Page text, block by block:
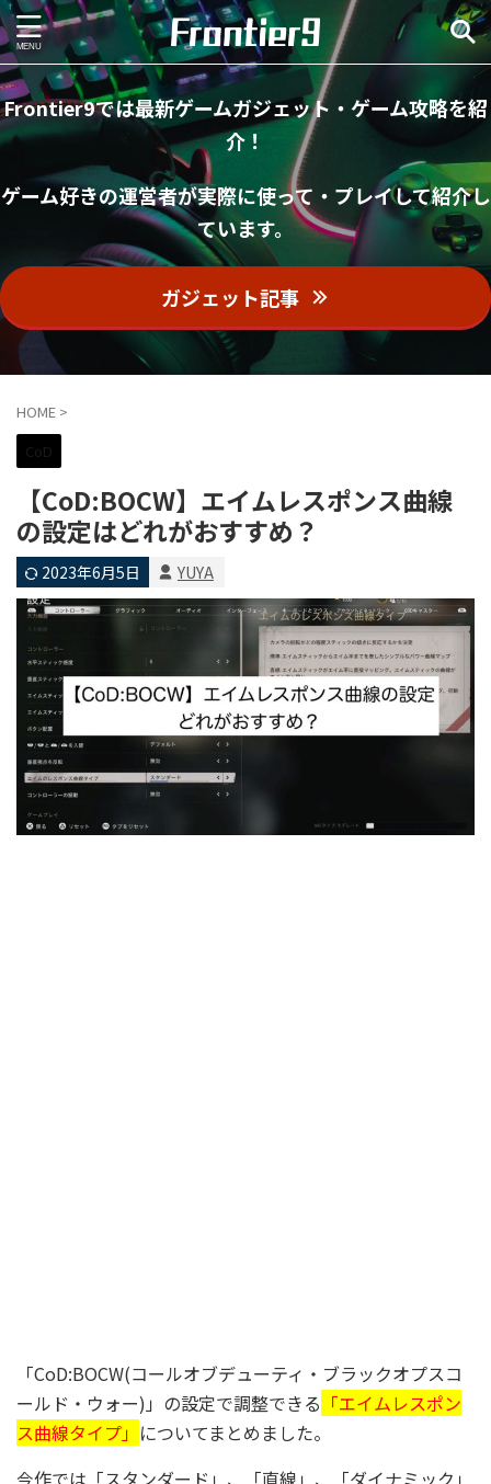
Frontier9では最新ゲームガジェット・ゲーム攻略を紹
介！
ゲーム好きの運営者が実際に使って・プレイして紹介し
ています。
ガジェット記事
HOME >
CoD
【CoD:BOCW】エイムレスポンス曲線
の設定はどれがおすすめ？
2023年6月5日 YUYA
「CoD:BOCW(コールオブデューティ・ブラックオプスコ
ールド・ウォー)」の設定で調整できる 「エイムレスポン
ス曲線タイプ」 についてまとめました。
今作では「スタンダード」、「直線」、「ダイナミック」